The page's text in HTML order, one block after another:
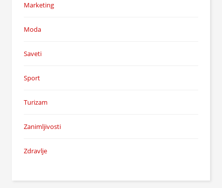
Marketing
Moda
Saveti
Sport
Turizam
Zanimljivosti
Zdravlje